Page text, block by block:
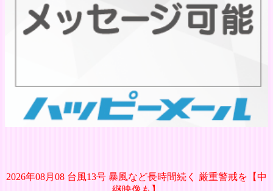
2026年08月08 台風13号 暴風など長時間続く 厳重警戒を【中